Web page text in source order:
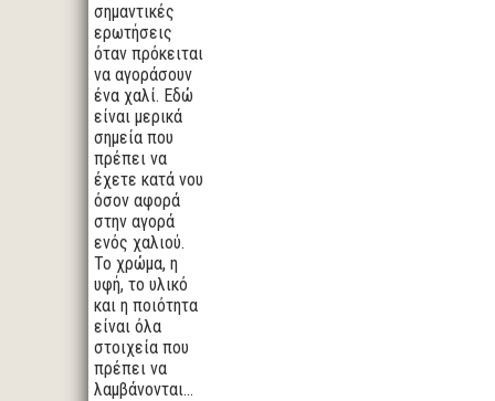
σημαντικές
ερωτήσεις
όταν πρόκειται
να αγοράσουν
ένα χαλί. Εδώ
είναι μερικά
σημεία που
πρέπει να
έχετε κατά νου
όσον αφορά
στην αγορά
ενός χαλιού.
Το χρώμα, η
υφή, το υλικό
και η ποιότητα
είναι όλα
στοιχεία που
πρέπει να
λαμβάνονται…